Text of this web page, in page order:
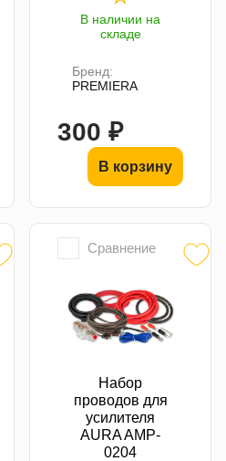
В наличии на
складе
Бренд:
PREMIERA
300 ₽
В корзину
Сравнение
Набор
проводов для
усилителя
AURA AMP-
0204